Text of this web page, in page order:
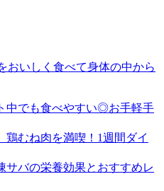
おいしく食べて身体の中から
中でも食べやすい◎お手軽手
鶏むね肉を満喫！1週間ダイ
サバの栄養効果とおすすめレ